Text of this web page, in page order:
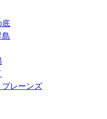
底
島
プレーンズ